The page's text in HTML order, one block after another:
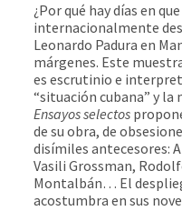
¿Por qué hay días en
internacionalmente
Leonardo Padura en
márgenes. Este
es escrutinio e
“situación cubana” y la
Ensayos selectos
de su obra, de
disímiles antecesores:
Vasili Grossman,
Montalbán… El
acostumbra en sus